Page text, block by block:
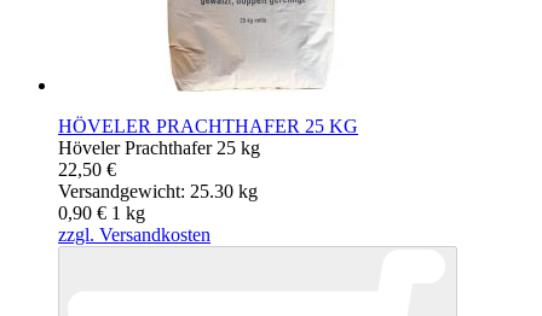
HÖVELER PRACHTHAFER 25 KG
Höveler Prachthafer 25 kg
22,50 €
Versandgewicht: 25.30 kg
0,90 € 1 kg
zzgl. Versandkosten